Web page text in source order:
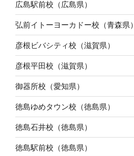
広島駅前校（広島県）
弘前イトーヨーカドー校（青森県）
彦根ビバシティ校（滋賀県）
彦根平田校（滋賀県）
御器所校（愛知県）
徳島ゆめタウン校（徳島県）
徳島石井校（徳島県）
徳島駅前校（徳島県）